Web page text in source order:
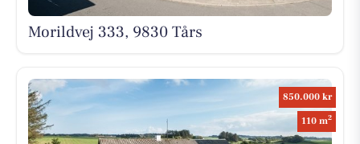
Morildvej 333, 9830 Tårs
850.000 kr
110 m2